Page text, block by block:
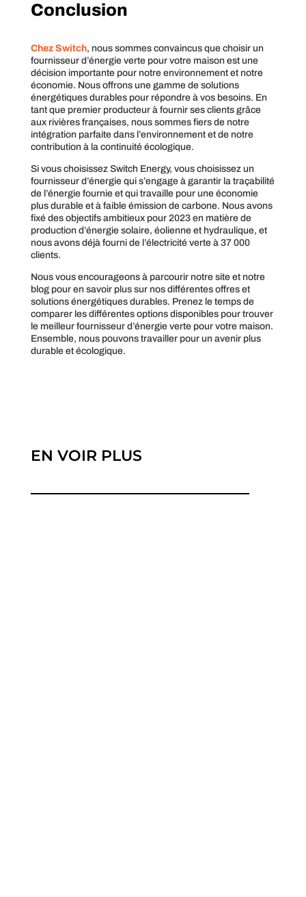
Conclusion
Chez Switch, nous sommes convaincus que choisir un
fournisseur d’énergie verte pour votre maison est une
décision importante pour notre environnement et notre
économie. Nous offrons une gamme de solutions
énergétiques durables pour répondre à vos besoins. En
tant que premier producteur à fournir ses clients grâce
aux rivières françaises, nous sommes fiers de notre
intégration parfaite dans l’environnement et de notre
contribution à la continuité écologique.
Si vous choisissez Switch Energy, vous choisissez un
fournisseur d’énergie qui s’engage à garantir la traçabilité
de l’énergie fournie et qui travaille pour une économie
plus durable et à faible émission de carbone. Nous avons
fixé des objectifs ambitieux pour 2023 en matière de
production d’énergie solaire, éolienne et hydraulique, et
nous avons déjà fourni de l’électricité verte à 37 000
clients.
Nous vous encourageons à parcourir notre site et notre
blog pour en savoir plus sur nos différentes offres et
solutions énergétiques durables. Prenez le temps de
comparer les différentes options disponibles pour trouver
le meilleur fournisseur d’énergie verte pour votre maison.
Ensemble, nous pouvons travailler pour un avenir plus
durable et écologique.
EN VOIR PLUS